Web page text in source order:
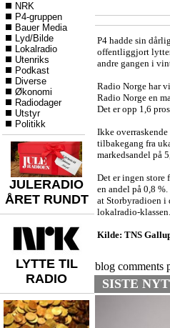
NRK
P4-gruppen
Bauer Media
Lyd/Bilde
Lokalradio
Utenriks
Podkast
Diverse
Økonomi
Radiodager
Utstyr
Politikk
JULERADIO
ÅRET RUNDT
LYTTE TIL
RADIO
P4 hadde sin
offentliggjort
andre gangen i
Radio Norge har
Radio Norge en
Det er opp 1,6
Ikke
tilbakegang fra
markedsandel på
Det er ingen store
en andel på 0,8
at Storbyradioen i
lokalradio-klassen.
Kilde: TNS
blog comments
SISTE